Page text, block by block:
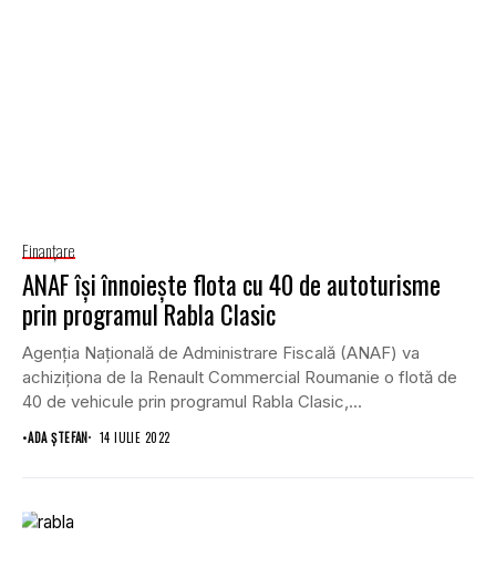
Finanţare
ANAF își înnoiește flota cu 40 de autoturisme
prin programul Rabla Clasic
Agenția Națională de Administrare Fiscală (ANAF) va
achiziționa de la Renault Commercial Roumanie o flotă de
40 de vehicule prin programul Rabla Clasic,...
•ADA ȘTEFAN 14 IULIE 2022